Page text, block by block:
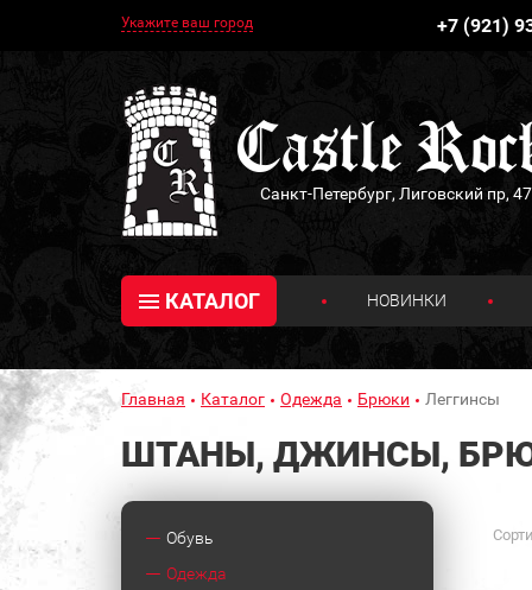
Укажите ваш город +7 (921)
Санкт-Петербург, Лиговский пр, 47
КАТАЛОГ НОВИНКИ
Главная Каталог Одежда Брюки Леггинсы
ШТАНЫ, ДЖИНСЫ,
Обувь
Одежда